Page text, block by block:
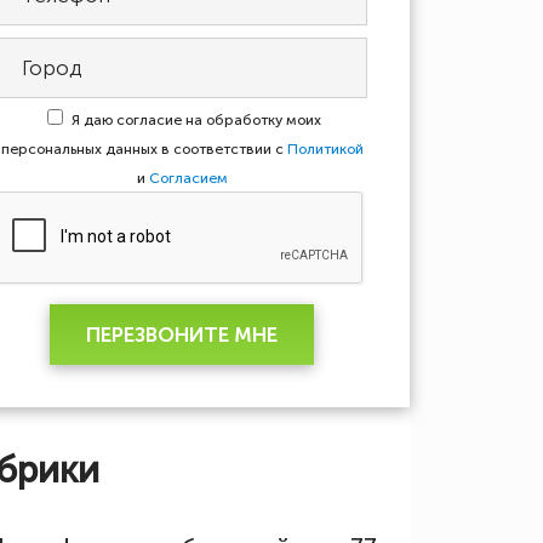
Я даю согласие на обработку моих
персональных данных в соответствии с Политикой
и Согласием
ПЕРЕЗВОНИТЕ МНЕ